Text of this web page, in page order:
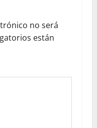
no será
están